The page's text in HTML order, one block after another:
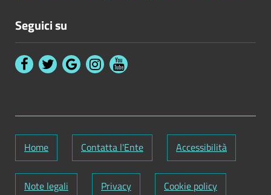
Seguici su
Home Contatta l'Ente Accessibilità
Note legali Privacy Cookie policy